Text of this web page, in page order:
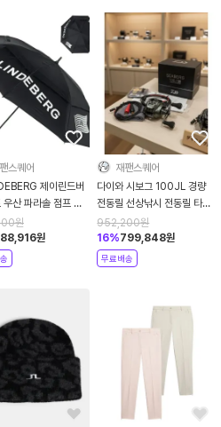
스퀘어
제이린드버
우산 파라솔 점프 타
GMAC13695
원
원
재팬스퀘어
다이와 시보그 100JL 경량
전동릴 선상낚시 전동릴 타이
라바 갈치 낚시릴
952,200원
16%799,848원
무료배송